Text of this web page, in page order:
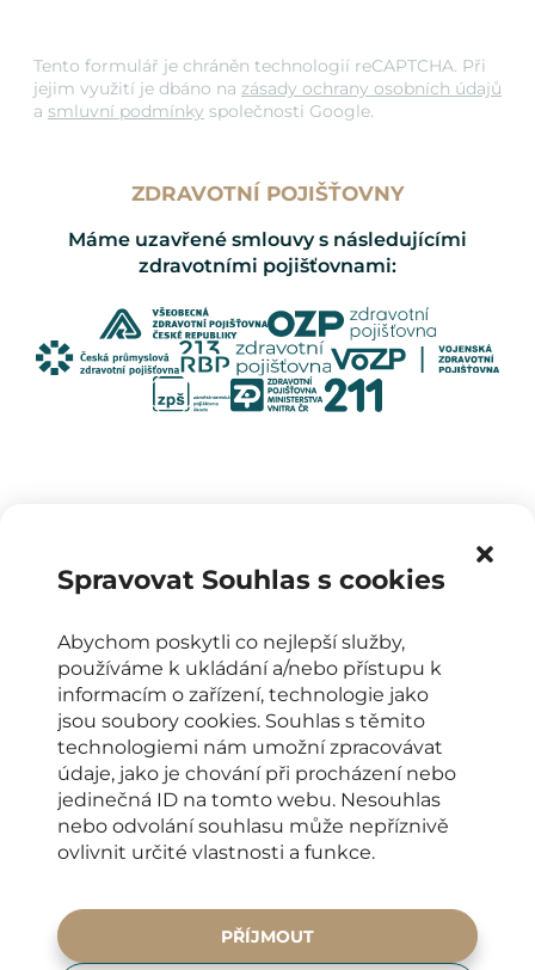
Spravovat Souhlas s cookies
Abychom poskytli co nejlepší služby,
používáme k ukládání a/nebo přístupu k
informacím o zařízení, technologie jako
jsou soubory cookies. Souhlas s těmito
technologiemi nám umožní zpracovávat
údaje, jako je chování při procházení nebo
jedinečná ID na tomto webu. Nesouhlas
nebo odvolání souhlasu může nepříznivě
ovlivnit určité vlastnosti a funkce.
PŘÍJMOUT
Tento formulář je chráněn technologií reCAPTCHA. Při
jejim využití je dbáno na zásady ochrany osobních údajů
a smluvní podmínky společnosti Google.
ZDRAVOTNÍ POJIŠŤOVNY
Máme uzavřené smlouvy s následujícími
zdravotními pojišťovnami:
OTEVÍRACÍ DOBA
PO-PÁ: 8:00-16:00
KONTAKTY PRO PACIENTY
+420 222 266 206
info@elyseedental.cz
SOCIÁLNÍ SÍTĚ
ADRESA